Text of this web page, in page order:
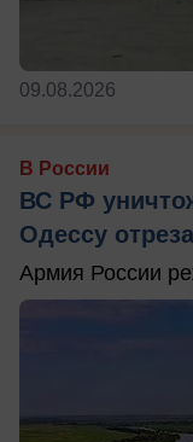
09.08.2026
В России
ВС РФ
Одессу
Армия России